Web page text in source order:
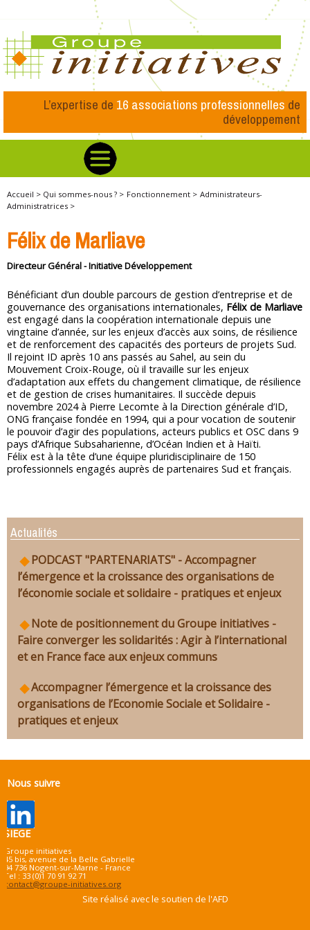
L’expertise de 16 associations professionnelles de
développement
Accueil > Qui sommes-nous ? > Fonctionnement > Administrateurs-
Administratrices >
Félix de Marliave
Directeur Général - Initiative Développement
Bénéficiant d’un double parcours de gestion d’entreprise et de
gouvernance des organisations internationales, Félix de Marliave
est engagé dans la coopération internationale depuis une
vingtaine d’année, sur les enjeux d’accès aux soins, de résilience
et de renforcement des capacités des porteurs de projets Sud.
Il rejoint ID après 10 ans passés au Sahel, au sein du
Mouvement Croix-Rouge, où il travaille sur les enjeux
d’adaptation aux effets du changement climatique, de résilience
et de gestion de crises humanitaires. Il succède depuis
novembre 2024 à Pierre Lecomte à la Direction générale d’ID,
ONG française fondée en 1994, qui a pour vocation de soutenir
le pouvoir d’agir des populations, acteurs publics et OSC dans 9
pays d’Afrique Subsaharienne, d’Océan Indien et à Haïti.
Félix est à la tête d’une équipe pluridisciplinaire de 150
professionnels engagés auprès de partenaires Sud et français.
Actualités
PODCAST "PARTENARIATS" - Accompagner
l’émergence et la croissance des organisations de
l’économie sociale et solidaire - pratiques et enjeux
Note de positionnement du Groupe initiatives -
Faire converger les solidarités : Agir à l’international
et en France face aux enjeux communs
Accompagner l’émergence et la croissance des
organisations de l’Economie Sociale et Solidaire -
pratiques et enjeux
Nous suivre
SIEGE
Groupe initiatives
45 bis, avenue de la Belle Gabrielle
94 736 Nogent-sur-Marne - France
Tel : 33 (0)1 70 91 92 71
contact@groupe-initiatives.org
Site réalisé avec le soutien de l'AFD